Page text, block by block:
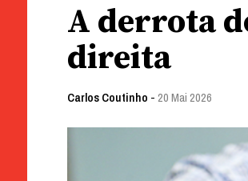
A derrota
direita
Carlos Coutinho - 20 Mai 2026